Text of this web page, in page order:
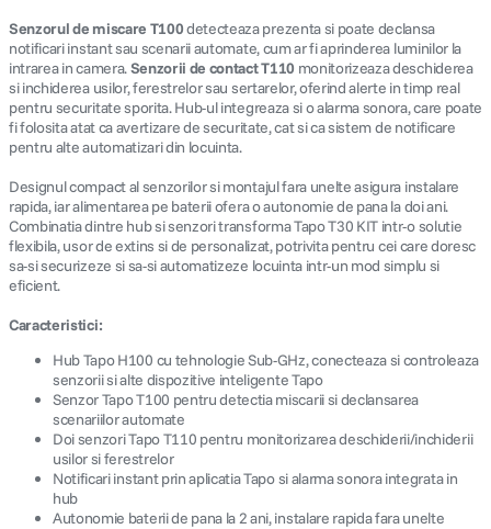
Senzorul de miscare T100detecteaza prezenta si poate declansa
notificari instant sau scenarii automate, cum ar fi aprinderea luminilor la
intrarea in camera.Senzorii de contact T110 monitorizeaza deschiderea
si inchiderea usilor, ferestrelor sau sertarelor, oferind alerte in timp real
pentru securitate sporita. Hub-ul integreaza si o alarma sonora, care poate
fi folosita atat ca avertizare de securitate, cat si ca sistem de notificare
pentru alte automatizari din locuinta.
Designul compact al senzorilor si montajul fara unelte asigura instalare
rapida, iar alimentarea pe baterii ofera o autonomie de pana la doi ani.
Combinatia dintre hub si senzori transforma Tapo T30 KIT intr-o solutie
flexibila, usor de extins si de personalizat, potrivita pentru cei care doresc
sa-si securizeze si sa-si automatizeze locuinta intr-un mod simplu si
eficient.
Caracteristici:
Hub Tapo H100 cu tehnologie Sub-GHz, conecteaza si controleaza
senzorii si alte dispozitive inteligente Tapo
Senzor Tapo T100 pentru detectia miscarii si declansarea
scenariilor automate
Doi senzori Tapo T110 pentru monitorizarea deschiderii/inchiderii
usilor si ferestrelor
Notificari instant prin aplicatia Tapo si alarma sonora integrata in
hub
Autonomie baterii de pana la 2 ani, instalare rapida fara unelte